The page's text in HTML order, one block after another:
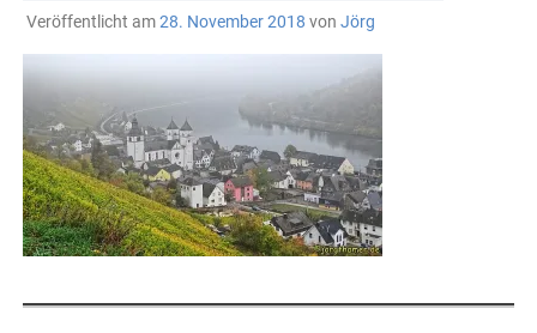
Veröffentlicht am28. November 2018 von Jörg